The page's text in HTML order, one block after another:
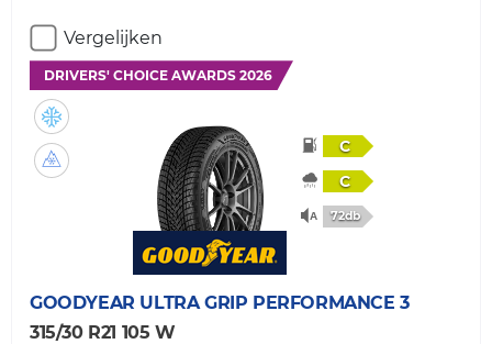
Vergelijken
DRIVERS' CHOICE AWARDS 2026
C
C
72db
GOODYEAR ULTRA GRIP PERFORMANCE 3
315/30 R21 105 W